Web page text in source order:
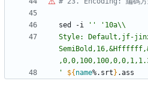
sed -i ''
Style: Default,jf-
'
${ name%.srt }